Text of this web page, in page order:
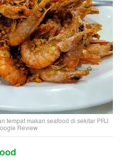
tempat makan seafood di sekitar PRJ.
Review